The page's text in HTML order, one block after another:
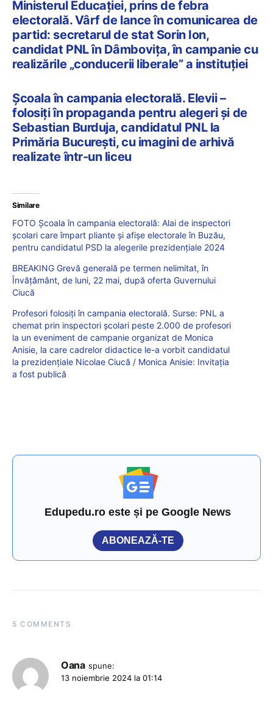
Ministerul Educației, prins de febra
electorală. Vârf de lance în comunicarea de
partid: secretarul de stat Sorin Ion,
candidat PNL în Dâmbovița, în campanie cu
realizările „conducerii liberale” a instituției
Școala în campania electorală. Elevii –
folosiți în propaganda pentru alegeri și de
Sebastian Burduja, candidatul PNL la
Primăria București, cu imagini de arhivă
realizate într-un liceu
Similare
FOTO Școala în campania electorală: Alai de inspectori
școlari care împart pliante și afișe electorale în Buzău,
pentru candidatul PSD la alegerile prezidențiale 2024
BREAKING Grevă generală pe termen nelimitat, în
Învățământ, de luni, 22 mai, după oferta Guvernului
Ciucă
Profesori folosiți în campania electorală. Surse: PNL a
chemat prin inspectori școlari peste 2.000 de profesori
la un eveniment de campanie organizat de Monica
Anisie, la care cadrelor didactice le-a vorbit candidatul
la prezidențiale Nicolae Ciucă / Monica Anisie: Invitația
a fost publică
Edupedu.ro este și pe Google News
ABONEAZĂ-TE
5 COMMENTS
Oana spune:
13 noiembrie 2024 la 01:14